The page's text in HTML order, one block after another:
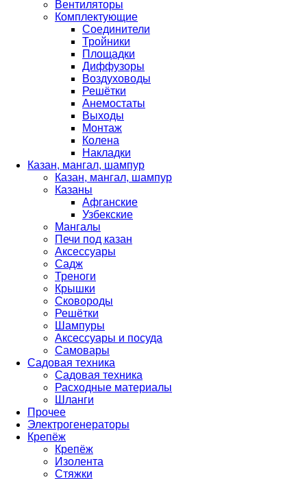
Вентиляторы
Комплектующие
Соединители
Тройники
Площадки
Диффузоры
Воздуховоды
Решётки
Анемостаты
Выходы
Монтаж
Колена
Накладки
Казан, мангал, шампур
Казан, мангал, шампур
Казаны
Афганские
Узбекские
Мангалы
Печи под казан
Аксессуары
Садж
Треноги
Крышки
Сковороды
Решётки
Шампуры
Аксессуары и посуда
Самовары
Садовая техника
Садовая техника
Расходные материалы
Шланги
Прочее
Электрогенераторы
Крепёж
Крепёж
Изолента
Стяжки